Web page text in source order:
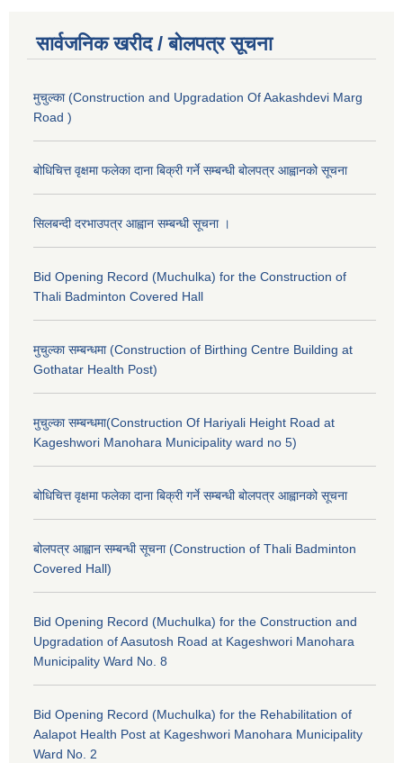
सार्वजनिक खरीद / बोलपत्र सूचना
मुचुल्का (Construction and Upgradation Of Aakashdevi Marg
Road )
बोधिचित्त वृक्षमा फलेका दाना बिक्री गर्ने सम्बन्धी बोलपत्र आह्वानको सूचना
सिलबन्दी दरभाउपत्र आह्वान सम्बन्धी सूचना ।
Bid Opening Record (Muchulka) for the Construction of
Thali Badminton Covered Hall
मुचुल्का सम्बन्धमा (Construction of Birthing Centre Building at
Gothatar Health Post)
मुचुल्का सम्बन्धमा(Construction Of Hariyali Height Road at
Kageshwori Manohara Municipality ward no 5)
बोधिचित्त वृक्षमा फलेका दाना बिक्री गर्ने सम्बन्धी बोलपत्र आह्वानको सूचना
बोलपत्र आह्वान सम्बन्धी सूचना (Construction of Thali Badminton
Covered Hall)
Bid Opening Record (Muchulka) for the Construction and
Upgradation of Aasutosh Road at Kageshwori Manohara
Municipality Ward No. 8
Bid Opening Record (Muchulka) for the Rehabilitation of
Aalapot Health Post at Kageshwori Manohara Municipality
Ward No. 2